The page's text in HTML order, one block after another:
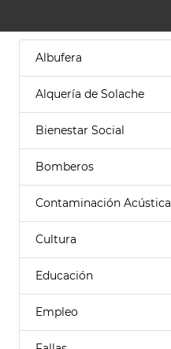
Albufera
Alquería de Solache
Bienestar Social
Bomberos
Contaminación Acústica
Cultura
Educación
Empleo